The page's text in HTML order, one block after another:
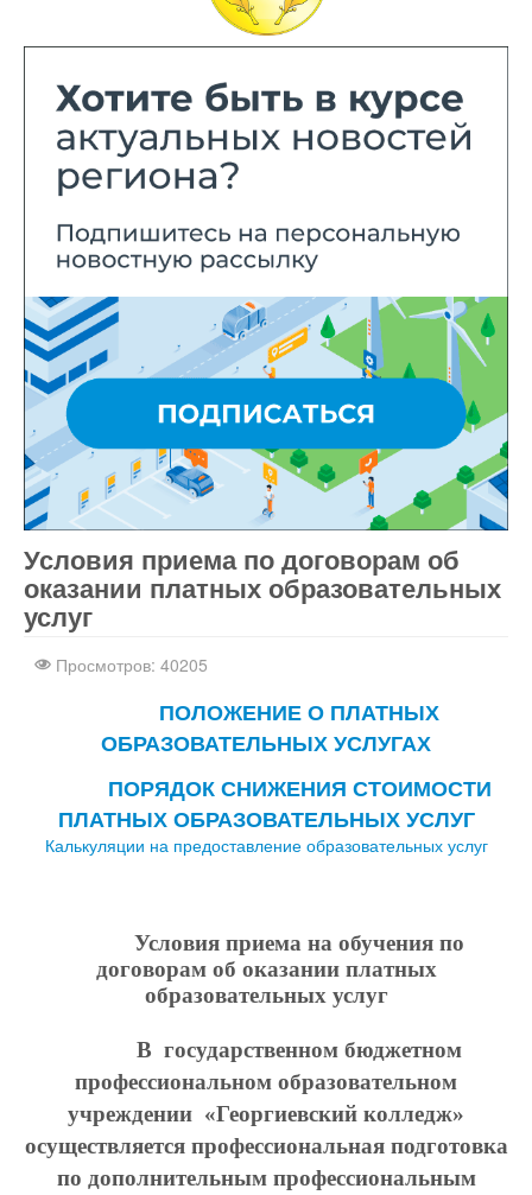
Скачатьбесплатные шаблоны Joomla
Условия приема по договорам об
оказании платных образовательных
услуг
Просмотров: 40205
ПОЛОЖЕНИЕ О ПЛАТНЫХ
ОБРАЗОВАТЕЛЬНЫХ УСЛУГАХ
ПОРЯДОК СНИЖЕНИЯ СТОИМОСТИ
ПЛАТНЫХ ОБРАЗОВАТЕЛЬНЫХ УСЛУГ
Калькуляции на предоставление образовательных услуг
Условия приема на обучения по
договорам об оказании платных
образовательных услуг
В государственном бюджетном
профессиональном образовательном
учреждении «Георгиевский колледж»
осуществляется профессиональная подготовка
по дополнительным профессиональным